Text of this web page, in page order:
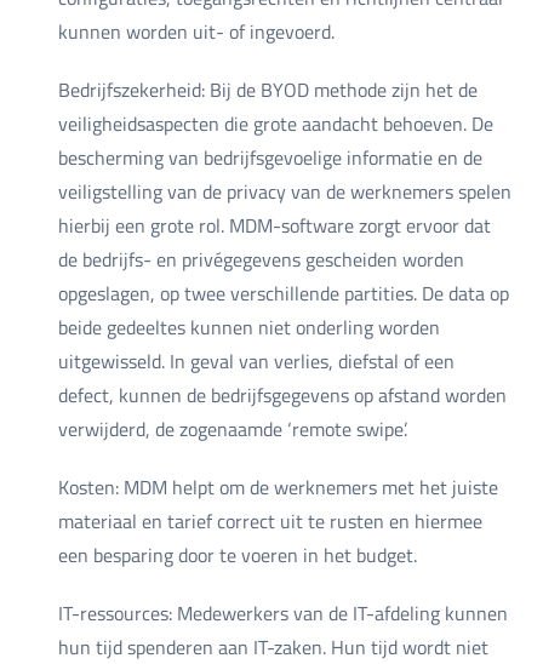
kunnen worden uit- of ingevoerd.
Bedrijfszekerheid: Bij de BYOD methode zijn het de
veiligheidsaspecten die grote aandacht behoeven. De
bescherming van bedrijfsgevoelige informatie en de
veiligstelling van de privacy van de werknemers spelen
hierbij een grote rol. MDM-software zorgt ervoor dat
de bedrijfs- en privégegevens gescheiden worden
opgeslagen, op twee verschillende partities. De data op
beide gedeeltes kunnen niet onderling worden
uitgewisseld. In geval van verlies, diefstal of een
defect, kunnen de bedrijfsgegevens op afstand worden
verwijderd, de zogenaamde ‘remote swipe’.
Kosten: MDM helpt om de werknemers met het juiste
materiaal en tarief correct uit te rusten en hiermee
een besparing door te voeren in het budget.
IT-ressources: Medewerkers van de IT-afdeling kunnen
hun tijd spenderen aan IT-zaken. Hun tijd wordt niet